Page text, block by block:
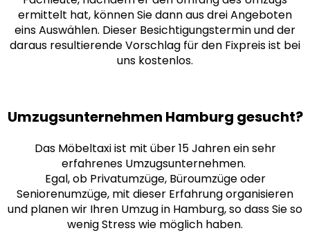
ermittelt hat, können Sie dann aus dreiAngeboten
eins Auswählen. Dieser Besichtigungstermin und der
daraus resultierende Vorschlag für den Fixpreis ist bei
uns kostenlos.
Umzugsunternehmen Hamburg gesucht?
Das Möbeltaxi ist mit über 15 Jahren ein sehr
erfahrenes Umzugsunternehmen.
Egal, ob Privatumzüge, Büroumzüge oder
Seniorenumzüge, mit dieser Erfahrung organisieren
und planen wir Ihren Umzug in Hamburg, so dass Sie so
wenig Stress wie möglich haben.